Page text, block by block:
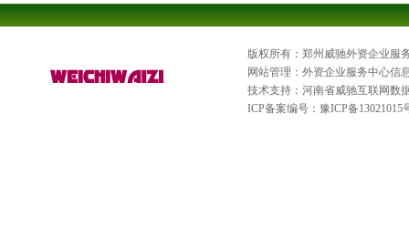
版权所有：郑州威驰外资企业服
网站管理：外资企业服务中心信
技术支持：河南省威驰互联网数
ICP备案编号： 豫ICP备13021015